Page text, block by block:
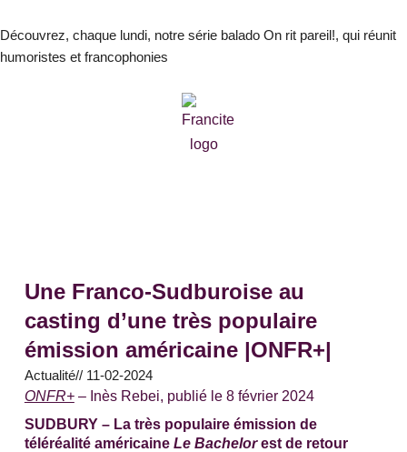
au
contenu
Découvrez, chaque lundi, notre série balado On rit pareil!, qui réunit
humoristes et francophonies
Une Franco-Sudburoise au
casting d’une très populaire
émission américaine |ONFR+|
Actualité// 11-02-2024
ONFR+– Inès Rebei, publié le 8 février 2024
SUDBURY – La très populaire émission de
téléréalité américaine Le Bachelorest de retour